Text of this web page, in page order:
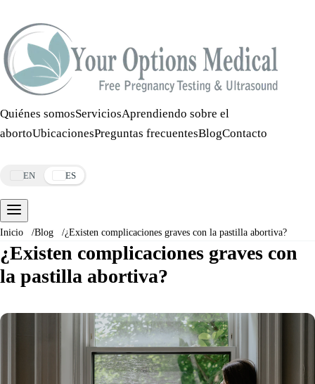
Quiénes somosServiciosAprendiendo sobre el
abortoUbicacionesPreguntas frecuentesBlogContacto
EN ES
Inicio /Blog /¿Existen complicaciones graves con la pastilla abortiva?
¿Existen complicaciones graves con
la pastilla abortiva?